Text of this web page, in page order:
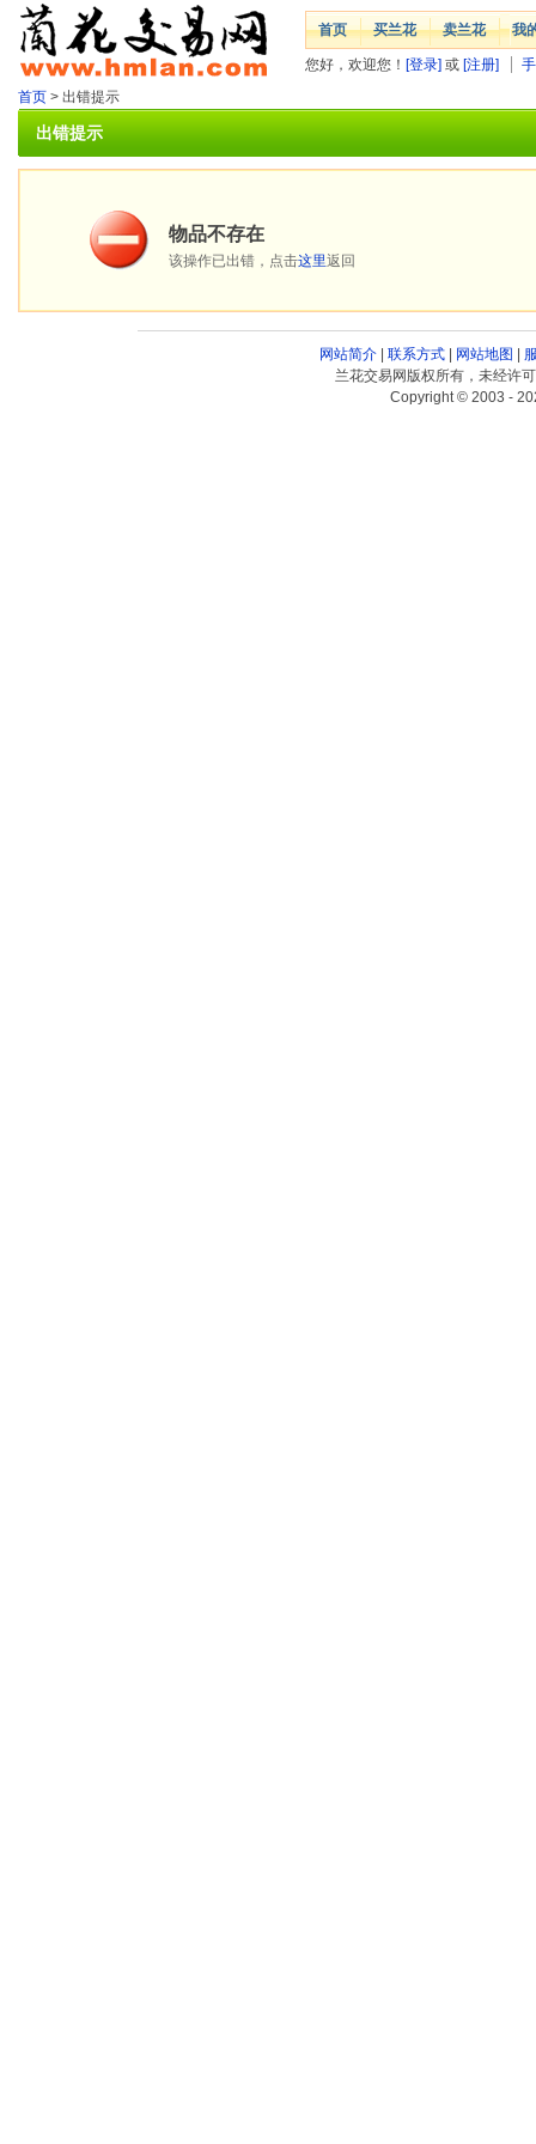
首页 买兰花 卖兰花 我
您好，欢迎您！ [登录] 或 [注册]
首页 > 出错提示
出错提示
物品不存在
该操作已出错，点击这里返回
网站简介| 联系方式| 网站地图
兰花交易网版权所有，未经许
Copyright © 2003 -